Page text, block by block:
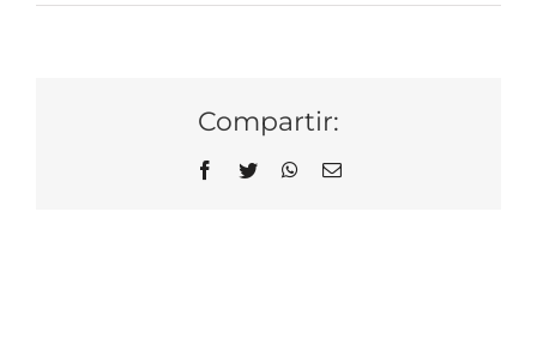
Compartir:
Facebook
Twitter WhatsApp
Correo